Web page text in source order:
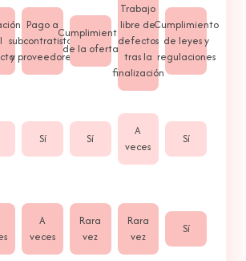
Pago a
subcontratistas
y proveedores
Cumplimiento
de la oferta
Trabajo
libre de
defectos
tras la
finalización
Cumplimiento
de leyes y
regulaciones
Sí Sí
A
veces
Sí
A
veces
Rara
vez
Rara
vez
Sí